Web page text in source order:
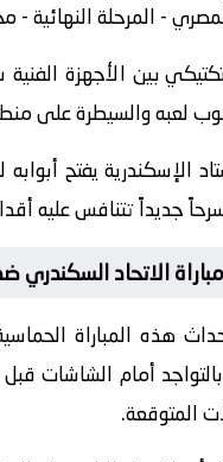
- المرحلة النهائية -
بين الأجهزة
لعبه والسيطرة على
الإسكندرية يفتح
جديداً تتنافس عليه
الاتحاد السكندري
أمام الشاشات
المتوقعة.